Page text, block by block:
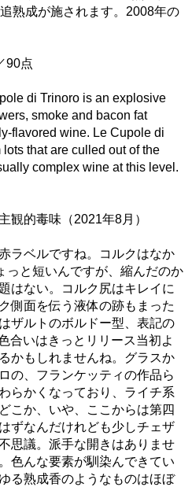
熟成が施されます。2008年の
90点
di Trinoro is an explosive
smoke and bacon fat
flavored wine. Le Cupole di
that are culled out of the
complex wine at this level.
観的毒味（2021年8月）
ラベルですね。コルクはなか
っと短いんですが、縮んだのか
はない。コルク尻はキレイに
側面を伝う液体の跡もまった
ザルトのボルドー型、表記の
合いはきっとリリース当初よ
かもしれませんね。グラスか
の、フランケッティの作品ら
らかくなっており、ライチ系
こか、いや、ここからは第四
ずなんだけれども少しチェザ
思議。派手な開きはありませ
色んな要素が馴染んできてい
る熟成香のようなものはほぼ